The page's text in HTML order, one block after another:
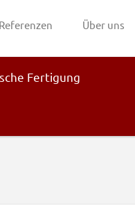
Referenzen Über uns
Fertigung